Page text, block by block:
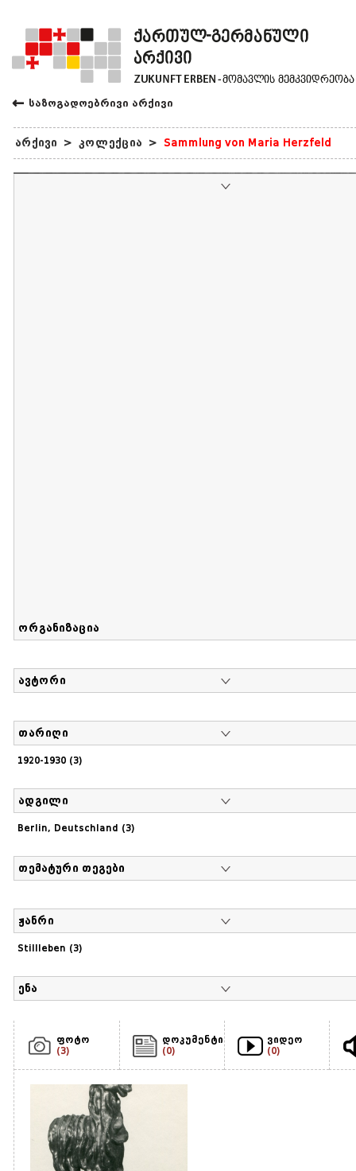
← საზოგადოებრივი არქივი
არქივი > კოლექცია > Sammlung von Maria Herzfeld
ორგანიზაცია
ავტორი
თარიღი
1920-1930 (3)
ადგილი
Berlin, Deutschland (3)
თემატური თეგები
ჟანრი
Stillleben (3)
ენა
ფოტო
(3)
დოკუმენტი
(0)
ვიდეო
(0)